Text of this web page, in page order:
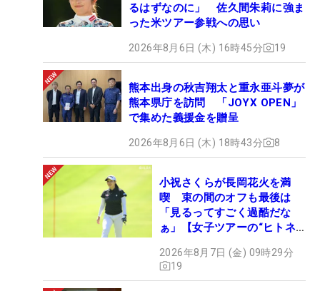
るはずなのに」 佐久間朱莉に強ま
った米ツアー参戦への思い
2026年8月6日 (木) 16時45分 19
熊本出身の秋吉翔太と重永亜斗夢が
熊本県庁を訪問 「JOYX OPEN」
で集めた義援金を贈呈
2026年8月6日 (木) 18時43分 8
小祝さくらが長岡花火を満
喫 束の間のオフも最後は
「見るってすごく過酷だな
ぁ」【女子ツアーの“ヒトネ
2026年8月7日 (金) 09時29分
19